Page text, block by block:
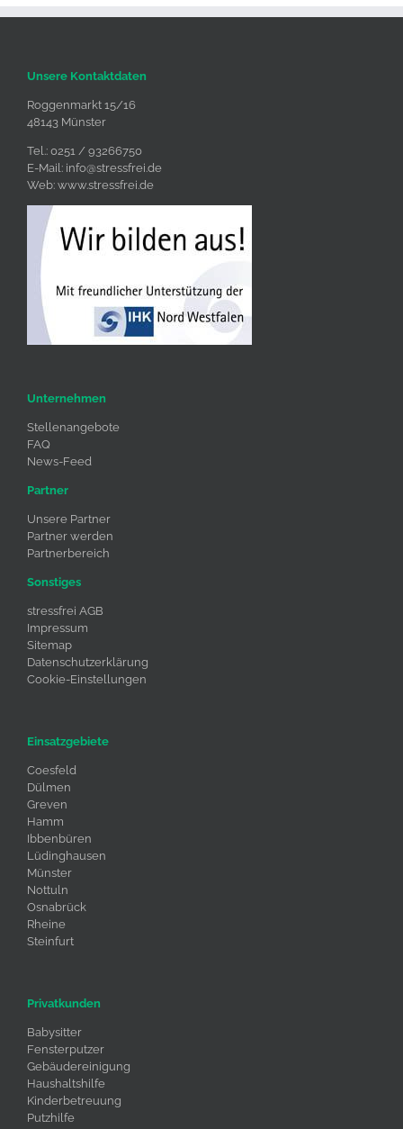
Unsere Kontaktdaten
Roggenmarkt 15/16
48143 Münster
Tel.: 0251 / 93266750
E-Mail: info@stressfrei.de
Web: www.stressfrei.de
Unternehmen
Stellenangebote
FAQ
News-Feed
Partner
Unsere Partner
Partner werden
Partnerbereich
Sonstiges
stressfrei AGB
Impressum
Sitemap
Datenschutzerklärung
Cookie-Einstellungen
Einsatzgebiete
Coesfeld
Dülmen
Greven
Hamm
Ibbenbüren
Lüdinghausen
Münster
Nottuln
Osnabrück
Rheine
Steinfurt
Privatkunden
Babysitter
Fensterputzer
Gebäudereinigung
Haushaltshilfe
Kinderbetreuung
Putzhilfe